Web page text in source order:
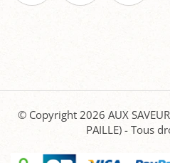
© Copyright 2026 AUX
PAILLE) - Tous